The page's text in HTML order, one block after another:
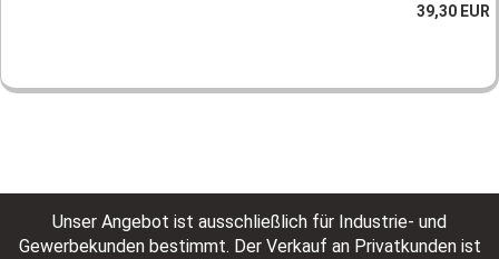
39,30 EUR
Unser Angebot ist ausschließlich für Industrie- und
Gewerbekunden bestimmt. Der Verkauf an Privatkunden ist